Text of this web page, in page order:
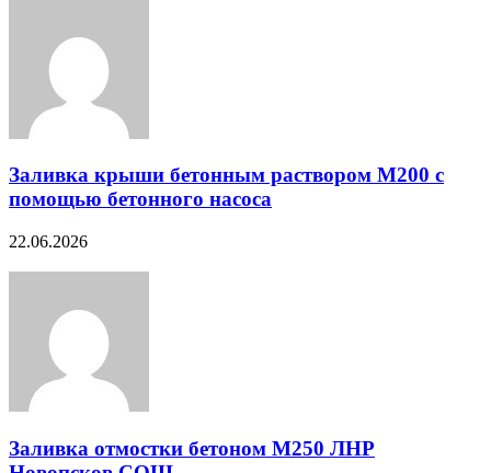
Заливка крыши бетонным раствором М200 с
помощью бетонного насоса
22.06.2026
Заливка отмостки бетоном М250 ЛНР